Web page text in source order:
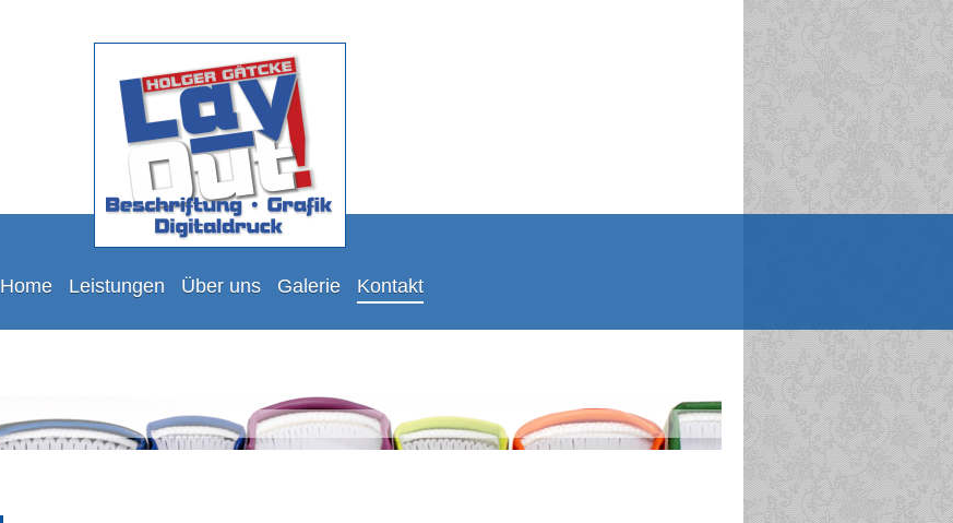
Home Leistungen Über uns Galerie Kontakt